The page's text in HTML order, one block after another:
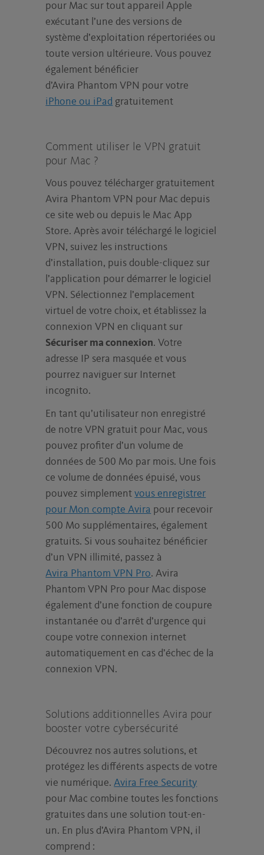
pour Mac sur tout appareil Apple
exécutant l’une des versions de
système d’exploitation répertoriées ou
toute version ultérieure. Vous pouvez
également bénéficier
d’Avira Phantom VPN pour votre
iPhone ou iPad gratuitement
Comment utiliser le VPN gratuit
pour Mac ?
Vous pouvez télécharger gratuitement
Avira Phantom VPN pour Mac depuis
ce site web ou depuis le Mac App
Store. Après avoir téléchargé le logiciel
VPN, suivez les instructions
d’installation, puis double-cliquez sur
l’application pour démarrer le logiciel
VPN. Sélectionnez l’emplacement
virtuel de votre choix, et établissez la
connexion VPN en cliquant sur
Sécuriser ma connexion. Votre
adresse IP sera masquée et vous
pourrez naviguer sur Internet
incognito.
En tant qu’utilisateur non enregistré
de notre VPN gratuit pour Mac, vous
pouvez profiter d’un volume de
données de 500 Mo par mois. Une fois
ce volume de données épuisé, vous
pouvez simplementvous enregistrer
pour Mon compte Avira pour recevoir
500 Mo supplémentaires, également
gratuits. Si vous souhaitez bénéficier
d’un VPN illimité, passez à
Avira Phantom VPN Pro. Avira
Phantom VPN Pro pour Mac dispose
également d’une fonction de coupure
instantanée ou d’arrêt d’urgence qui
coupe votre connexion internet
automatiquement en cas d’échec de la
connexion VPN.
Solutions additionnelles Avira pour
booster votre cybersécurité
Découvrez nos autres solutions, et
protégez les différents aspects de votre
vie numérique.Avira Free Security
pour Mac combine toutes les fonctions
gratuites dans une solution tout-en-
un. En plus d’Avira Phantom VPN, il
comprend :